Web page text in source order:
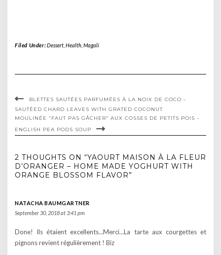
Filed Under:Dessert, Health, Magali
BLETTES SAUTÉES PARFUMÉES À LA NOIX DE COCO –
SAUTÉED CHARD LEAVES WITH GRATED COCONUT
MOULINÉE “FAUT PAS GÂCHER” AUX COSSES DE PETITS POIS –
ENGLISH PEA PODS SOUP
2 THOUGHTS ON “YAOURT MAISON À LA FLEUR
D’ORANGER – HOME MADE YOGHURT WITH
ORANGE BLOSSOM FLAVOR”
NATACHA BAUMGARTNER
September 30, 2018 at 3:41 pm
Done! Ils étaient excellents…Merci…La tarte aux courgettes et
pignons revient régulièrement ! Biz